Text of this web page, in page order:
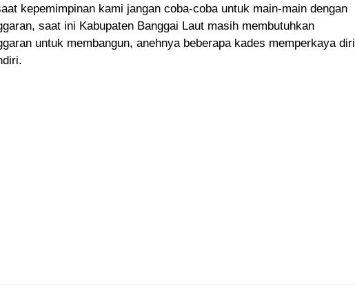
kepemimpinan kami jangan coba-coba untuk main-main dengan
saat ini Kabupaten Banggai Laut masih membutuhkan
untuk membangun, anehnya beberapa kades memperkaya diri